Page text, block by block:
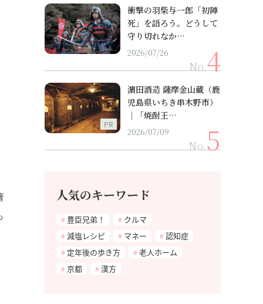
衝撃の羽柴与一郎「初陣
死」を語ろう。どうして
守り切れなか…
2026/07/26
No.
PR
濵田酒造 薩摩金山蔵（鹿
児島県いちき串木野市）
｜「焼酎王…
2026/07/09
No.
人気のキーワード
豊臣兄弟！
クルマ
減塩レシピ
マネー
認知症
定年後の歩き方
老人ホーム
京都
漢方